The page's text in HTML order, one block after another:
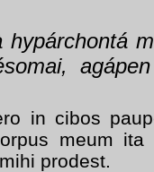
hypárchontá
in cibos
meum ita
prodest.